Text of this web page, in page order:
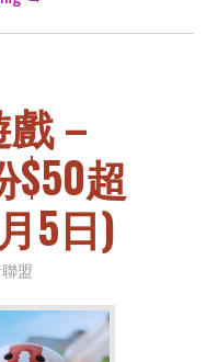
–
$50超
5日)
盟